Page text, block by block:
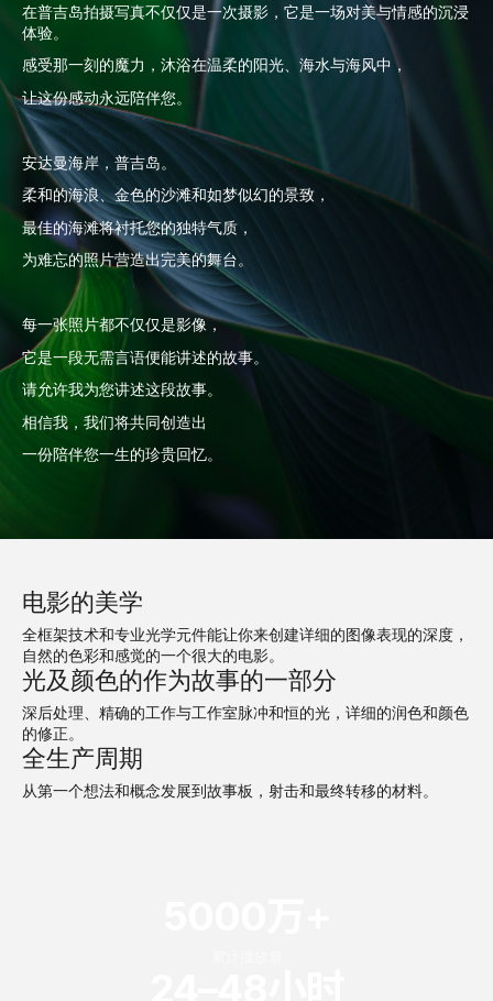
在普吉岛拍摄写真不仅仅是一次摄影，它是一场对美与情感的沉浸
体验。
感受那一刻的魔力，沐浴在温柔的阳光、海水与海风中，
让这份感动永远陪伴您。
安达曼海岸，普吉岛。
柔和的海浪、金色的沙滩和如梦似幻的景致，
最佳的海滩将衬托您的独特气质，
为难忘的照片营造出完美的舞台。
每一张照片都不仅仅是影像，
它是一段无需言语便能讲述的故事。
请允许我为您讲述这段故事。
相信我，我们将共同创造出
一份陪伴您一生的珍贵回忆。
电影的美学
全框架技术和专业光学元件能让你来创建详细的图像表现的深度，
自然的色彩和感觉的一个很大的电影。
光及颜色的作为故事的一部分
深后处理、精确的工作与工作室脉冲和恒的光，详细的润色和颜色
的修正。
全生产周期
从第一个想法和概念发展到故事板，射击和最终转移的材料。